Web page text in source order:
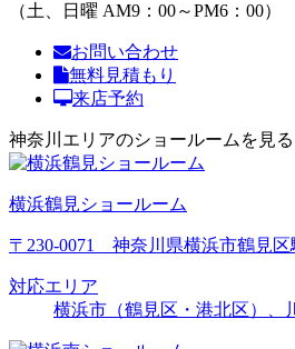
（土、日曜 AM9：00～PM6：00）
お問い合わせ
無料見積もり
来店予約
神奈川エリアのショールームを見る
横浜鶴見ショールーム
〒230-0071 神奈川県横浜市鶴見区
対応エリア
横浜市（鶴見区・港北区）、